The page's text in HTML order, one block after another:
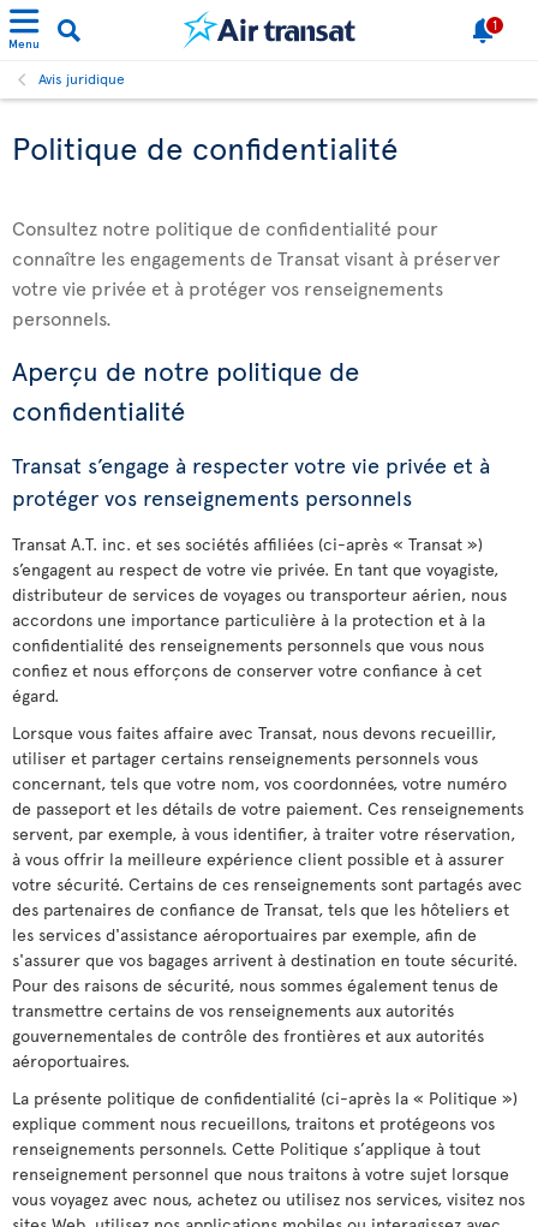
Menu
1
Avis juridique
Politique de confidentialité
Consultez notre politique de confidentialité pour
connaître les engagements de Transat visant à préserver
votre vie privée et à protéger vos renseignements
personnels.
Aperçu de notre politique de
confidentialité
Transat s’engage à respecter votre vie privée et à
protéger vos renseignements personnels
Transat A.T. inc. et ses sociétés affiliées (ci-après « Transat »)
s’engagent au respect de votre vie privée. En tant que voyagiste,
distributeur de services de voyages ou transporteur aérien, nous
accordons une importance particulière à la protection et à la
confidentialité des renseignements personnels que vous nous
confiez et nous efforçons de conserver votre confiance à cet
égard.
Lorsque vous faites affaire avec Transat, nous devons recueillir,
utiliser et partager certains renseignements personnels vous
concernant, tels que votre nom, vos coordonnées, votre numéro
de passeport et les détails de votre paiement. Ces renseignements
servent, par exemple, à vous identifier, à traiter votre réservation,
à vous offrir la meilleure expérience client possible et à assurer
votre sécurité. Certains de ces renseignements sont partagés avec
des partenaires de confiance de Transat, tels que les hôteliers et
les services d'assistance aéroportuaires par exemple, afin de
s'assurer que vos bagages arrivent à destination en toute sécurité.
Pour des raisons de sécurité, nous sommes également tenus de
transmettre certains de vos renseignements aux autorités
gouvernementales de contrôle des frontières et aux autorités
aéroportuaires.
La présente politique de confidentialité (ci-après la « Politique »)
explique comment nous recueillons, traitons et protégeons vos
renseignements personnels. Cette Politique s’applique à tout
renseignement personnel que nous traitons à votre sujet lorsque
vous voyagez avec nous, achetez ou utilisez nos services, visitez nos